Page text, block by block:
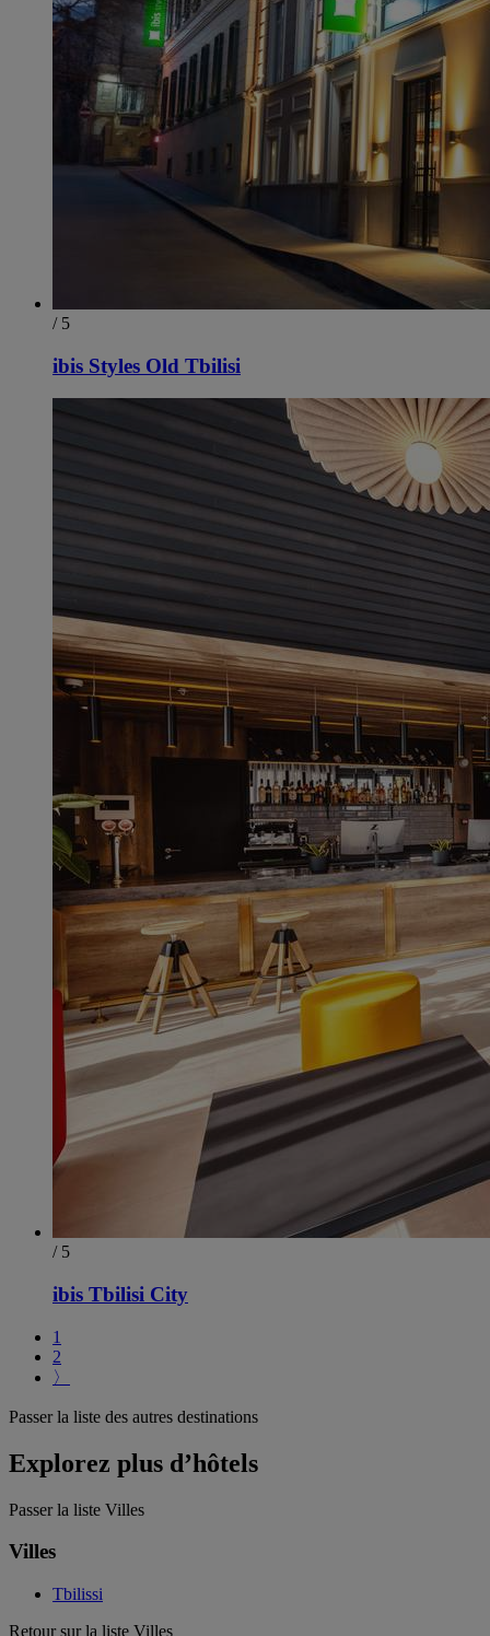
/ 5
ibis Styles Old Tbilisi
/ 5
ibis Tbilisi City
1
2
〉
Passer la liste des autres destinations
Explorez plus d’hôtels
Passer la liste Villes
Villes
Tbilissi
Retour sur la liste Villes